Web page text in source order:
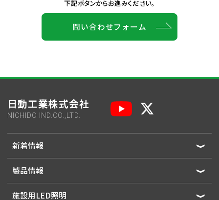
下記ボタンからお進みください。
問い合わせフォーム
日動工業株式会社
NICHIDO IND.CO.,LTD.
新着情報
製品情報
施設用LED照明